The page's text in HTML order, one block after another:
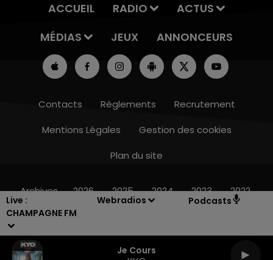
Live :
CHAMPAGNE FM
Webradios Podcasts
Je Cours
10h00 - 14h00
ACCUEIL RADIO
ACTUS
MÉDIAS
JEUX ANNONCEURS
Contacts Règlements
Recrutement
Mentions Légales
Gestion des cookies
Plan du site
Archives 2026 2025 2024 2023 2022